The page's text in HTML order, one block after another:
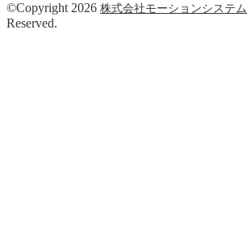
©Copyright 2026 株式会社モーションシステム
Reserved.